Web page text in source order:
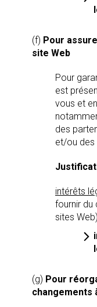
(f) Pour
site Web
Pour
est
vous et
des
et/ou des
intérêts
fournir du
sites Web)
(g) Pour
changements